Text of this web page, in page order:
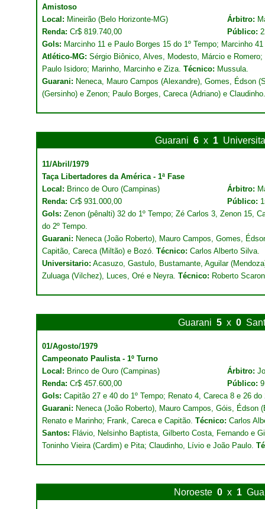
Amistoso
Local: Mineirão (Belo Horizonte-MG) Árbitro:
Renda: Cr$ 819.740,00 Público:
Gols: Marcinho 11 e Paulo Borges 15 do 1º Tempo; Marcinho 41
Atlético-MG: Sérgio Biônico, Alves, Modesto, Márcio e
Paulo Isidoro; Marinho, Marcinho e Ziza. Técnico: Mussula.
Guarani: Neneca, Mauro Campos (Alexandre), Gomes, Édson
(Gersinho) e Zenon; Paulo Borges, Careca (Adriano) e
Guarani 6 x 1
11/Abril/1979
Taça Libertadores da América - 1ª Fase
Local: Brinco de Ouro (Campinas) Árbitro:
Renda: Cr$ 931.000,00 Público:
Gols: Zenon (pênalti) 32 do 1º Tempo; Zé Carlos 3, Zenon 15,
do 2º Tempo.
Guarani: Neneca (João Roberto), Mauro Campos, Gomes,
Capitão, Careca (Miltão) e Bozó. Técnico: Carlos Alberto Silva.
Universitario: Acasuzo, Gastulo, Bustamante, Aguilar
Zuluaga (Vilchez), Luces, Oré e Neyra. Técnico: Roberto
Guarani 5 x 0
01/Agosto/1979
Campeonato Paulista - 1º Turno
Local: Brinco de Ouro (Campinas) Árbitro:
Renda: Cr$ 457.600,00 Público:
Gols: Capitão 27 e 40 do 1º Tempo; Renato 4, Careca 8 e 26 do
Guarani: Neneca (João Roberto), Mauro Campos, Góis, Édson
Renato e Marinho; Frank, Careca e Capitão. Técnico: Carlos
Santos: Flávio, Nelsinho Baptista, Gilberto Costa, Fernando e
Toninho Vieira (Cardim) e Pita; Claudinho, Lívio e João Paulo.
Noroeste 0 x 1